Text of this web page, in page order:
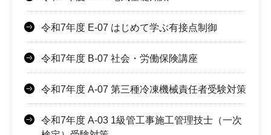
令和7年度 E-07 はじめて学ぶ有接点制御
令和7年度 B-07 社会・労働保険講座
令和7年度 A-07 第三種冷凍機械責任者受験対策
令和7年度 A-03 1級管工事施工管理技士（一次